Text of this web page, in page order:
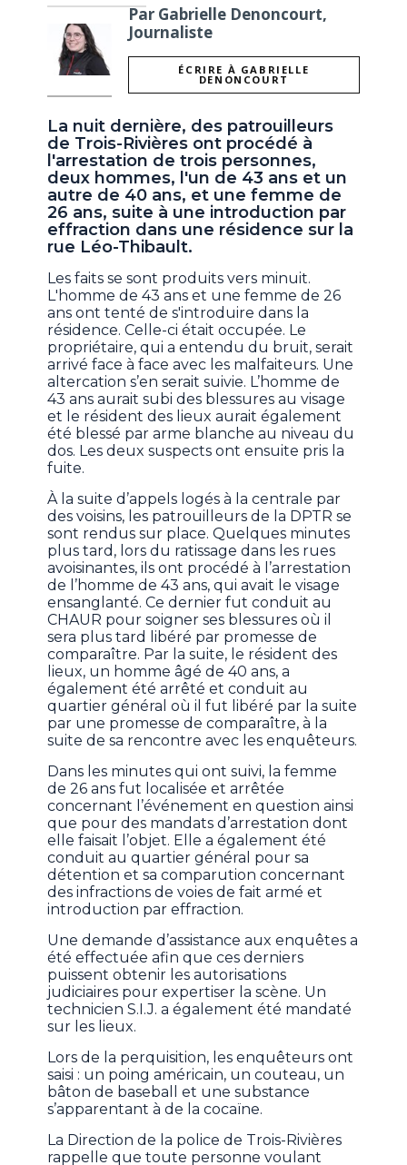
Par Gabrielle Denoncourt,
Journaliste
ÉCRIRE À GABRIELLE
DENONCOURT
La nuit dernière, des patrouilleurs
de Trois-Rivières ont procédé à
l'arrestation de trois personnes,
deux hommes, l'un de 43 ans et un
autre de 40 ans, et une femme de
26 ans, suite à une introduction par
effraction dans une résidence sur la
rue Léo-Thibault.
Les faits se sont produits vers minuit.
L'homme de 43 ans et une femme de 26
ans ont tenté de s'introduire dans la
résidence. Celle-ci était occupée. Le
propriétaire, qui a entendu du bruit, serait
arrivé face à face avec les malfaiteurs. Une
altercation s’en serait suivie. L’homme de
43 ans aurait subi des blessures au visage
et le résident des lieux aurait également
été blessé par arme blanche au niveau du
dos. Les deux suspects ont ensuite pris la
fuite.
À la suite d’appels logés à la centrale par
des voisins, les patrouilleurs de la DPTR se
sont rendus sur place. Quelques minutes
plus tard, lors du ratissage dans les rues
avoisinantes, ils ont procédé à l’arrestation
de l’homme de 43 ans, qui avait le visage
ensanglanté. Ce dernier fut conduit au
CHAUR pour soigner ses blessures où il
sera plus tard libéré par promesse de
comparaître. Par la suite, le résident des
lieux, un homme âgé de 40 ans, a
également été arrêté et conduit au
quartier général où il fut libéré par la suite
par une promesse de comparaître, à la
suite de sa rencontre avec les enquêteurs.
Dans les minutes qui ont suivi, la femme
de 26 ans fut localisée et arrêtée
concernant l’événement en question ainsi
que pour des mandats d’arrestation dont
elle faisait l’objet. Elle a également été
conduit au quartier général pour sa
détention et sa comparution concernant
des infractions de voies de fait armé et
introduction par effraction.
Une demande d’assistance aux enquêtes a
été effectuée afin que ces derniers
puissent obtenir les autorisations
judiciaires pour expertiser la scène. Un
technicien S.I.J. a également été mandaté
sur les lieux.
Lors de la perquisition, les enquêteurs ont
saisi : un poing américain, un couteau, un
bâton de baseball et une substance
s’apparentant à de la cocaïne.
La Direction de la police de Trois-Rivières
rappelle que toute personne voulant